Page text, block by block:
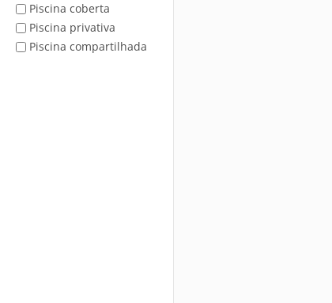
Piscina coberta
Piscina privativa
Piscina compartilhada